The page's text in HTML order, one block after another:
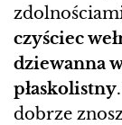
czyściec
dziewanna
płaskolistny
dobrze